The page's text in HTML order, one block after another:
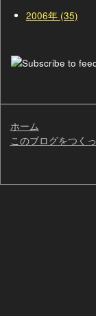
2006年 (35)
ホーム
このブログをつく
自